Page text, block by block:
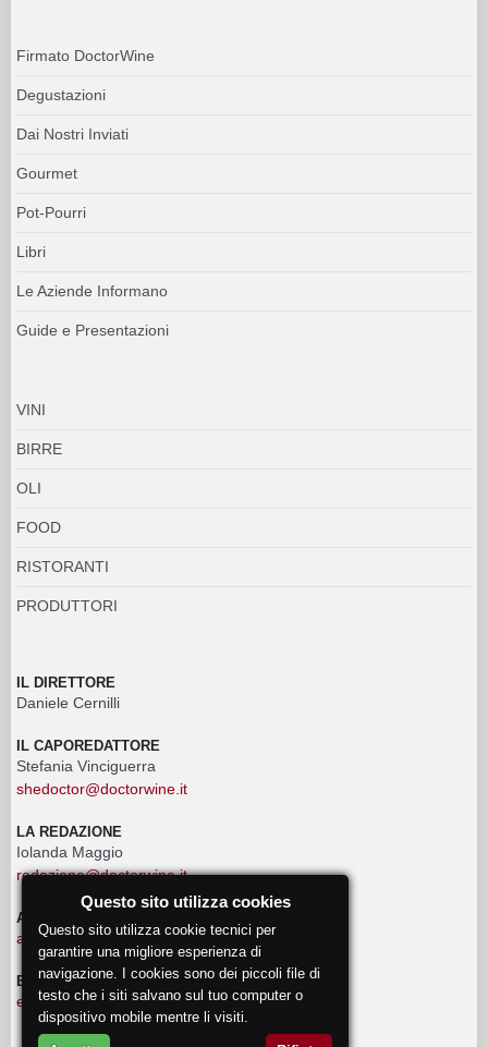
Firmato DoctorWine
Degustazioni
Dai Nostri Inviati
Gourmet
Pot-Pourri
Libri
Le Aziende Informano
Guide e Presentazioni
VINI
BIRRE
OLI
FOOD
RISTORANTI
PRODUTTORI
IL DIRETTORE
Daniele Cernilli
IL CAPOREDATTORE
Stefania Vinciguerra
shedoctor@doctorwine.it
LA REDAZIONE
Iolanda Maggio
redazione@doctorwine.it
ADVERTISING
advertising@doctorwine.it
EVENTI
eventi@doctorwine.it
Questo sito utilizza cookies
Questo sito utilizza cookie tecnici per
garantire una migliore esperienza di
navigazione. I cookies sono dei piccoli file di
testo che i siti salvano sul tuo computer o
dispositivo mobile mentre li visiti.